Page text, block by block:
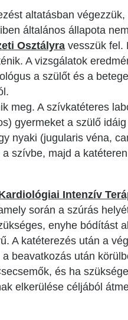
altatásban
általános állapota
Osztályra vesszük fel.
A vizsgálatok
a szülőt és a
meg. A szívkatéteres
gyermeket a szülő
nyaki (jugularis véna,
szívbe, majd a
Intenzív
során a szúrás
enyhe bódítást
A katéterezés után a
beavatkozás után
és ha
elkerülése céljából